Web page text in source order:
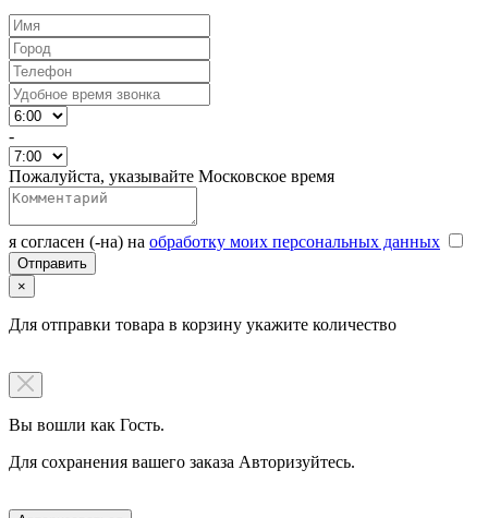
-
Пожалуйста, указывайте Московское время
я согласен (-на) на обработку моих персональных данных
×
Для отправки товара в корзину укажите количество
Вы вошли как Гость.
Для сохранения вашего заказа Авторизуйтесь.